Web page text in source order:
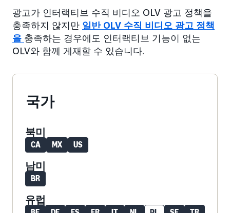
광고가 인터랙티브 수직 비디오 OLV 광고 정책을
충족하지 않지만 일반 OLV 수직 비디오 광고 정책
을 충족하는 경우에도 인터랙티브 기능이 없는
OLV와 함께 게재할 수 있습니다.
국가
북미
CA MX US
남미
BR
유럽